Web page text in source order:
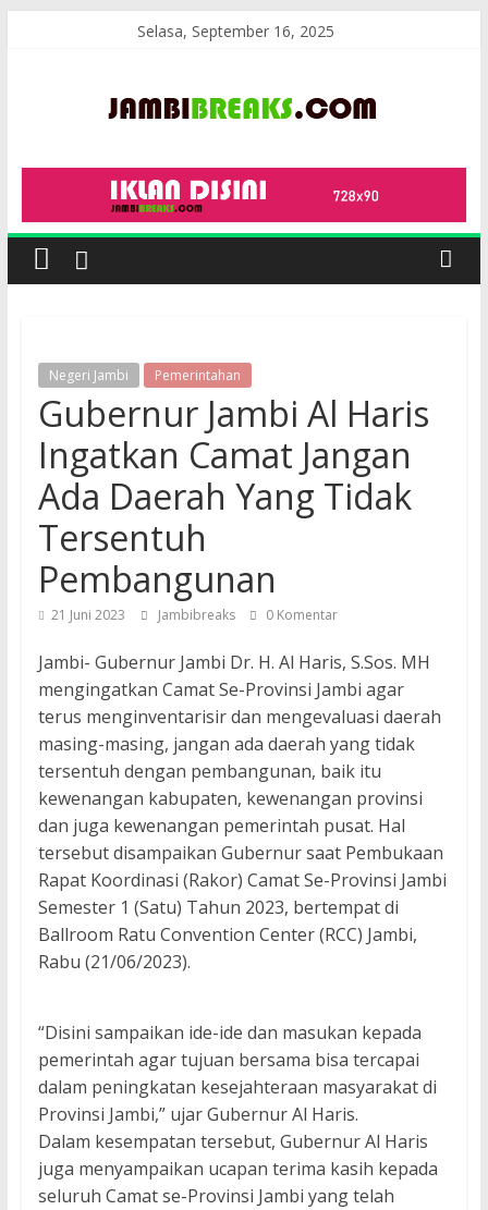
Selasa, September 16, 2025
JambiBreaks
Negeri Jambi Pemerintahan
Gubernur Jambi Al Haris
Ingatkan Camat Jangan
Ada Daerah Yang Tidak
Tersentuh
Pembangunan
21 Juni 2023 Jambibreaks 0 Komentar
Jambi- Gubernur Jambi Dr. H. Al Haris, S.Sos. MH
mengingatkan Camat Se-Provinsi Jambi agar
terus menginventarisir dan mengevaluasi daerah
masing-masing, jangan ada daerah yang tidak
tersentuh dengan pembangunan, baik itu
kewenangan kabupaten, kewenangan provinsi
dan juga kewenangan pemerintah pusat. Hal
tersebut disampaikan Gubernur saat Pembukaan
Rapat Koordinasi (Rakor) Camat Se-Provinsi Jambi
Semester 1 (Satu) Tahun 2023, bertempat di
Ballroom Ratu Convention Center (RCC) Jambi,
Rabu (21/06/2023).
“Disini sampaikan ide-ide dan masukan kepada
pemerintah agar tujuan bersama bisa tercapai
dalam peningkatan kesejahteraan masyarakat di
Provinsi Jambi,” ujar Gubernur Al Haris.
Dalam kesempatan tersebut, Gubernur Al Haris
juga menyampaikan ucapan terima kasih kepada
seluruh Camat se-Provinsi Jambi yang telah